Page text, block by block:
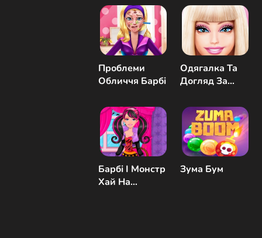
Проблеми
Обличчя Барбі
Одягалка Та
Догляд За
Барбі І Монстр
Хай На
Зума Бум